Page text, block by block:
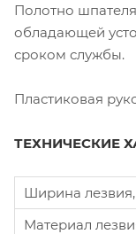
Полотно
обладающей
сроком службы.
Пластиковая
ТЕХНИЧЕСКИЕ
Ширина
Материал